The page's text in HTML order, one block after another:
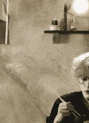
在
相
簿
中